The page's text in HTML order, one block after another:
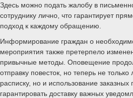
Здесь можно подать жалобу в
сотруднику лично, что гарантирует
подход к каждому обращению.
Информирование граждан о
мероприятия также претерпело
привычные методы. Оповещение
отправку повесток, но теперь не
расписку, но и использование заказных
гарантировать доставку важных